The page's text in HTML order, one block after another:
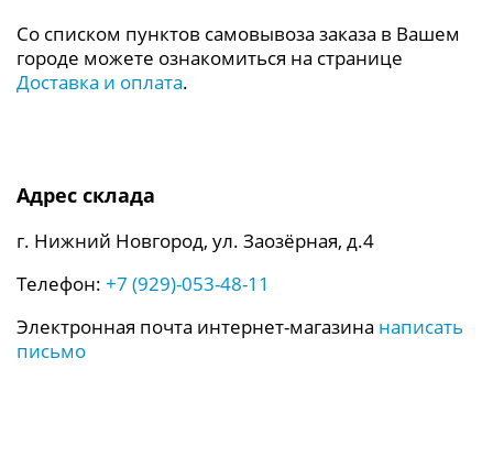
Со списком пунктов самовывоза заказа в Вашем
городе можете ознакомиться на странице
Доставка и оплата.
Адрес склада
г. Нижний Новгород, ул. Заозёрная, д.4
Телефон: +7 (929)-053-48-11
Электронная почта интернет-магазина написать
письмо